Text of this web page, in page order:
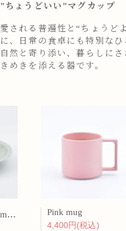
"ちょうどいい"マグカップ
愛される普遍性と“ちょうど
に、日常の食卓にも特別なひ
自然と寄り添い、暮らしにさ
きめきを添える器です。
リムプレート 23cm 呉須散
Pink mug
4,400円(税込)